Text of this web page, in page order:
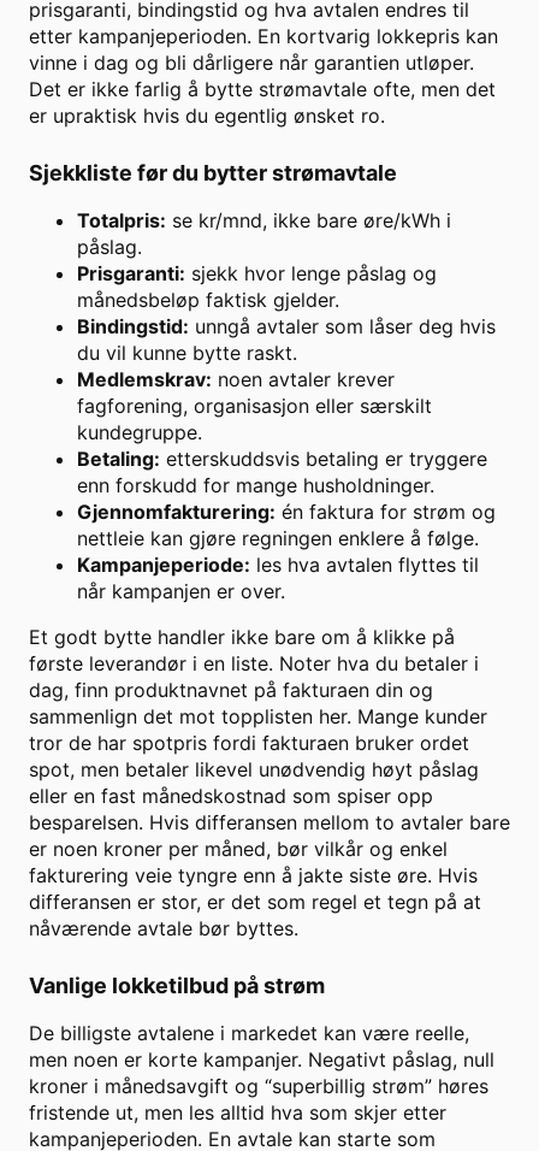
prisgaranti, bindingstid og hva avtalen endres til
etter kampanjeperioden. En kortvarig lokkepris kan
vinne i dag og bli dårligere når garantien utløper.
Det er ikke farlig å bytte strømavtale ofte, men det
er upraktisk hvis du egentlig ønsket ro.
Sjekkliste før du bytter strømavtale
Totalpris: se kr/mnd, ikke bare øre/kWh i
påslag.
Prisgaranti: sjekk hvor lenge påslag og
månedsbeløp faktisk gjelder.
Bindingstid: unngå avtaler som låser deg hvis
du vil kunne bytte raskt.
Medlemskrav: noen avtaler krever
fagforening, organisasjon eller særskilt
kundegruppe.
Betaling: etterskuddsvis betaling er tryggere
enn forskudd for mange husholdninger.
Gjennomfakturering: én faktura for strøm og
nettleie kan gjøre regningen enklere å følge.
Kampanjeperiode: les hva avtalen flyttes til
når kampanjen er over.
Et godt bytte handler ikke bare om å klikke på
første leverandør i en liste. Noter hva du betaler i
dag, finn produktnavnet på fakturaen din og
sammenlign det mot topplisten her. Mange kunder
tror de har spotpris fordi fakturaen bruker ordet
spot, men betaler likevel unødvendig høyt påslag
eller en fast månedskostnad som spiser opp
besparelsen. Hvis differansen mellom to avtaler bare
er noen kroner per måned, bør vilkår og enkel
fakturering veie tyngre enn å jakte siste øre. Hvis
differansen er stor, er det som regel et tegn på at
nåværende avtale bør byttes.
Vanlige lokketilbud på strøm
De billigste avtalene i markedet kan være reelle,
men noen er korte kampanjer. Negativt påslag, null
kroner i månedsavgift og “superbillig strøm” høres
fristende ut, men les alltid hva som skjer etter
kampanjeperioden. En avtale kan starte som